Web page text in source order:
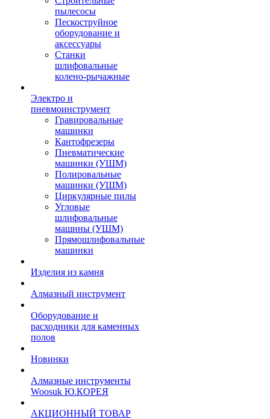
пылесосы
Пескоструйное
оборудование и
аксессуары
Станки
шлифовальные
колено-рычажные
Электро и
пневмоинструмент
Гравировальные
машинки
Кантофрезеры
Пневматические
машинки (УШМ)
Полировальные
машинки (УШМ)
Циркулярные пилы
Угловые
шлифовальные
машины (УШМ)
Прямошлифовальные
машинки
Изделия из камня
Алмазный инструмент
Оборудование и
расходники для каменных
полов
Новинки
Алмазные инструменты
Woosuk Ю.КОРЕЯ
АКЦИОННЫЙ ТОВАР